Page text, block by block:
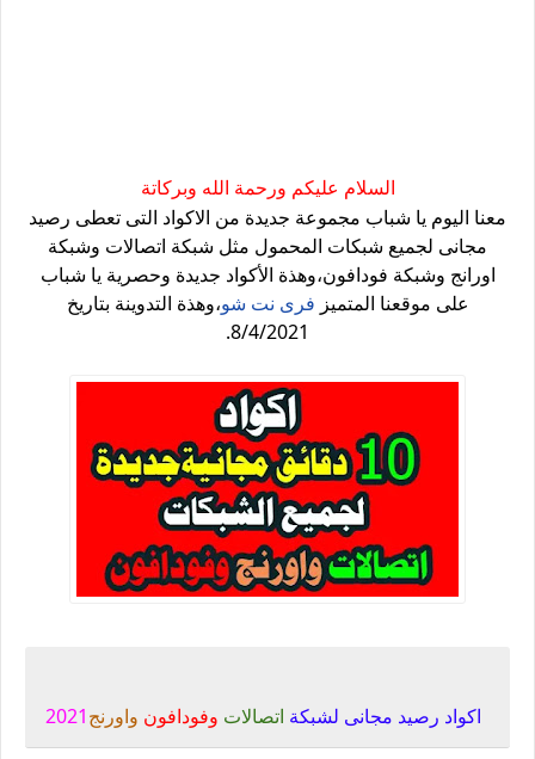
السلام عليكم ورحمة الله وبركاتة
معنا اليوم يا شباب مجموعة جديدة من الاكواد التى تعطى رصيد
مجانى لجميع شبكات المحمول مثل شبكة اتصالات وشبكة
اورانج وشبكة فودافون،وهذة الأكواد جديدة وحصرية يا شباب
على موقعنا المتميز فرى نت شو،وهذة التدوينة بتاريخ
8/4/2021.
اكواد رصيد مجانى لشبكة اتصالات وفودافون واورنج2021